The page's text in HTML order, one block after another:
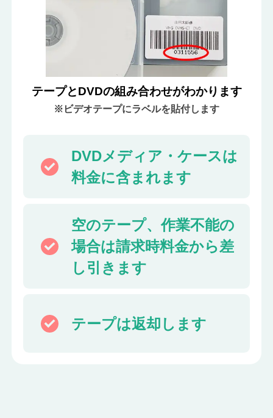
テープとDVDの組み合わせがわかります
※ビデオテープにラベルを貼付します
DVDメディア・ケースは
料金に含まれます
空のテープ、作業不能の
場合は請求時料金から差
し引きます
テープは返却します